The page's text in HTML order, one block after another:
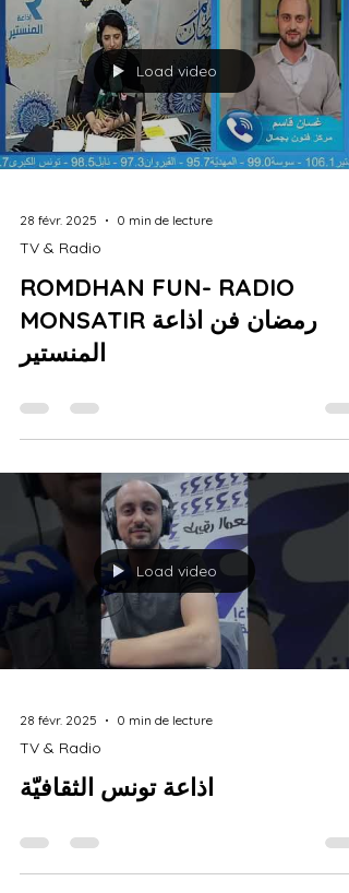
Load video
28 févr. 2025 0 min de lecture
TV & Radio
ROMDHAN FUN- RADIO
MONSATIR رمضان فن اذاعة
المنستير
Load video
28 févr. 2025 0 min de lecture
TV & Radio
اذاعة تونس الثقافيّة